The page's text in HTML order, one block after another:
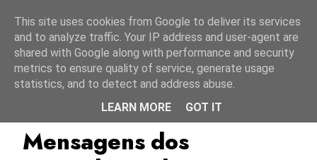
Portugal
Mensagens dos
This site uses cookies from Google to deliver its services
and to analyze traffic. Your IP address and user-agent are
shared with Google along with performance and security
metrics to ensure quality of service, generate usage
statistics, and to detect and address abuse.
LEARN MORE
GOT IT